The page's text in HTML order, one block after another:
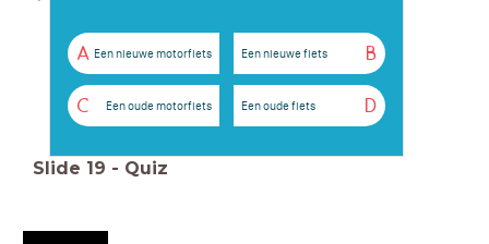
A Een nieuwe motorfiets B
Een nieuwe fiets
C Een oude motorfiets D
Een oude fiets
Slide 19 - Quiz